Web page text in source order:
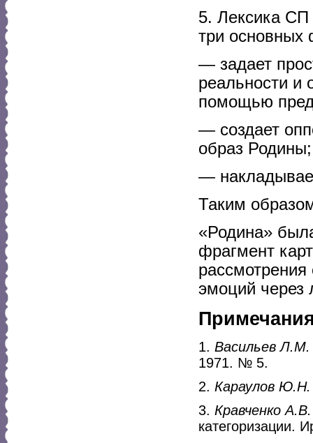
5. Лексика СП
три основных
— задает
реальности и
помощью
— создает
образ Родины;
—
Таким
«Родина»
фрагмент
эмоций через
1. Васильев Л.М.
1971. № 5.
2. Караулов Ю.Н.
3. Кравченко А.В.
категоризации.